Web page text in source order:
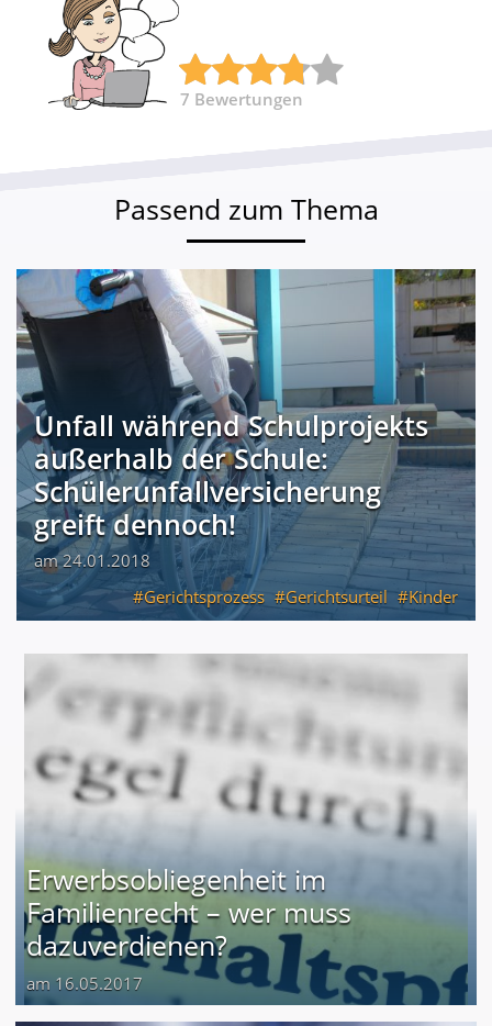
7 Bewertungen
Passend zum Thema
Unfall während Schulprojekts
außerhalb der Schule:
Schülerunfallversicherung
greift dennoch!
am 24.01.2018
Gerichtsprozess
Gerichtsurteil Kinder
Erwerbsobliegenheit im
Familienrecht – wer muss
dazuverdienen?
am 16.05.2017